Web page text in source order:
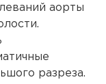
аорты
разреза.